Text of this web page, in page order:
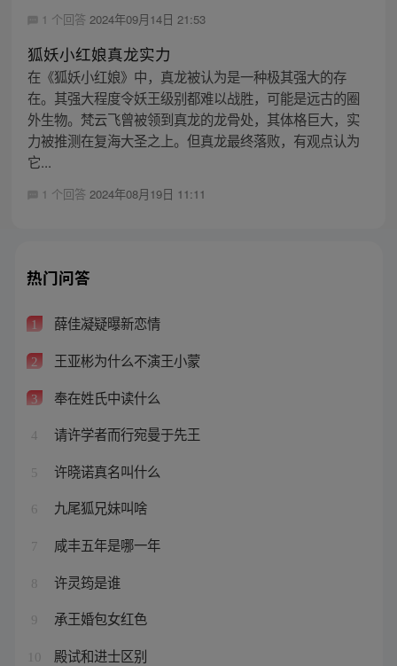
1 个回答 2024年09月14日 21:53
狐妖小红娘真龙实力
在《狐妖小红娘》中，真龙被认为是一种极其强大的存
在。其强大程度令妖王级别都难以战胜，可能是远古的圈
外生物。梵云飞曾被领到真龙的龙骨处，其体格巨大，实
力被推测在复海大圣之上。但真龙最终落败，有观点认为
它...
1 个回答 2024年08月19日 11:11
热门问答
1 薛佳凝疑曝新恋情
2 王亚彬为什么不演王小蒙
3 奉在姓氏中读什么
4 请许学者而行宛曼于先王
5 许晓诺真名叫什么
6 九尾狐兄妹叫啥
7 咸丰五年是哪一年
8 许灵筠是谁
9 承王婚包女红色
10 殿试和进士区别